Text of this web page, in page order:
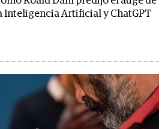
Inteligencia Artificial y ChatGPT